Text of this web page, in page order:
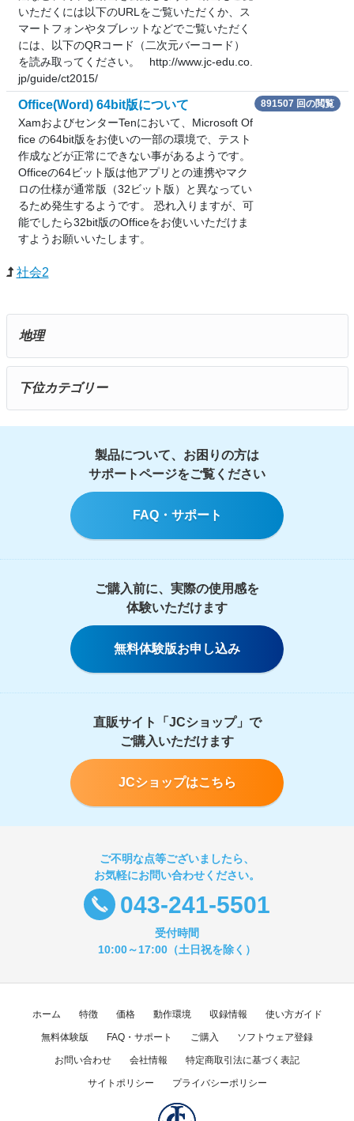
いただくには以下のURLをご覧いただくか、ス
マートフォンやタブレットなどでご覧いただく
には、以下のQRコード（二次元バーコード）
を読み取ってください。 http://www.jc-edu.co.
jp/guide/ct2015/
Office(Word) 64bit版について
XamおよびセンターTenにおいて、Microsoft Of
fice の64bit版をお使いの一部の環境で、テスト
作成などが正常にできない事があるようです。
Officeの64ビット版は他アプリとの連携やマク
ロの仕様が通常版（32ビット版）と異なってい
るため発生するようです。 恐れ入りますが、可
能でしたら32bit版のOfficeをお使いいただけま
すようお願いいたします。
891507 回の閲覧
社会2
地理
下位カテゴリー
製品について、お困りの方は
サポートページをご覧ください
FAQ・サポート
ご購入前に、実際の使用感を
体験いただけます
無料体験版お申し込み
直販サイト「JCショップ」で
ご購入いただけます
JCショップはこちら
ご不明な点等ございましたら、
お気軽にお問い合わせください。
043-241-5501
受付時間
10:00～17:00（土日祝を除く）
ホーム 特徴 価格 動作環境 収録情報 使い方ガイド
無料体験版 FAQ・サポート ご購入 ソフトウェア登録
お問い合わせ 会社情報 特定商取引法に基づく表記
サイトポリシー プライバシーポリシー